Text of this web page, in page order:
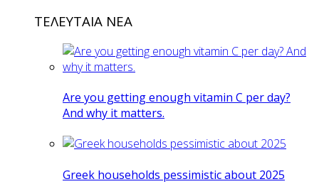
ΤΕΛΕΥΤΑΙΑ ΝΕΑ
Are you getting enough vitamin C per day?
And why it matters.
Greek households pessimistic about 2025